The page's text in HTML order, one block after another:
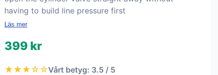
having to build line pressure first
Läs mer
399 kr
★★★☆☆Vårt betyg: 3.5 / 5